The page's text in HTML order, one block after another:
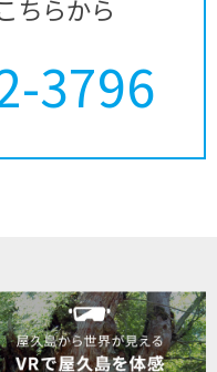
ちらから
3796